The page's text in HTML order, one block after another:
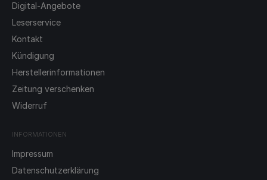
Digital-Angebote
Leserservice
Kontakt
Kündigung
Herstellerinformationen
Zeitung verschenken
Widerruf
INFORMATIONEN
Impressum
Datenschutzerklärung